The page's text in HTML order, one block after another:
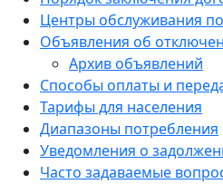
Центры обслуживания
Объявления об
Архив объявлений
Способы оплаты и
Тарифы для населения
Диапазоны потребления
Уведомления о
Часто задаваемые